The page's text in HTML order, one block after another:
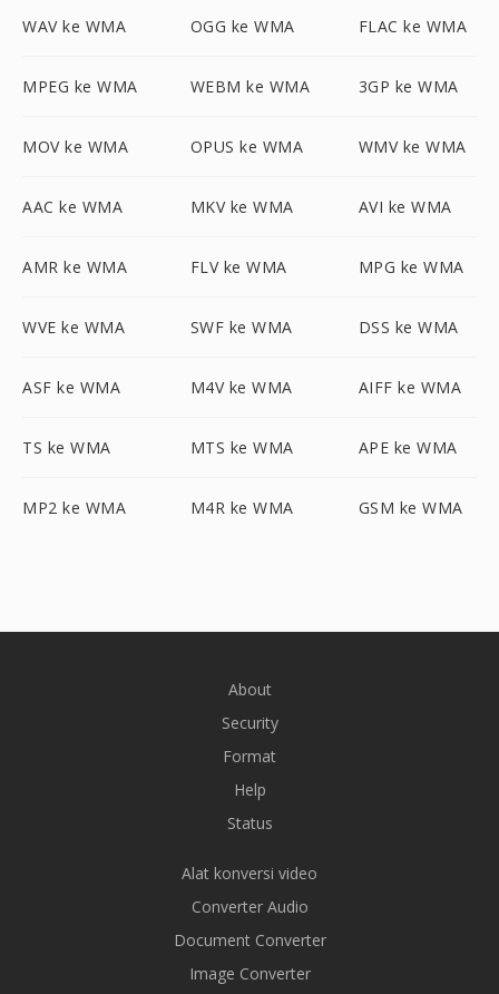
WAV ke WMA OGG ke WMA FLAC ke WMA
MPEG ke WMA WEBM ke WMA 3GP ke WMA
MOV ke WMA OPUS ke WMA WMV ke WMA
AAC ke WMA MKV ke WMA AVI ke WMA
AMR ke WMA FLV ke WMA MPG ke WMA
WVE ke WMA SWF ke WMA DSS ke WMA
ASF ke WMA M4V ke WMA AIFF ke WMA
TS ke WMA MTS ke WMA APE ke WMA
MP2 ke WMA M4R ke WMA GSM ke WMA
About
Security
Format
Help
Status
Alat konversi video
Converter Audio
Document Converter
Image Converter